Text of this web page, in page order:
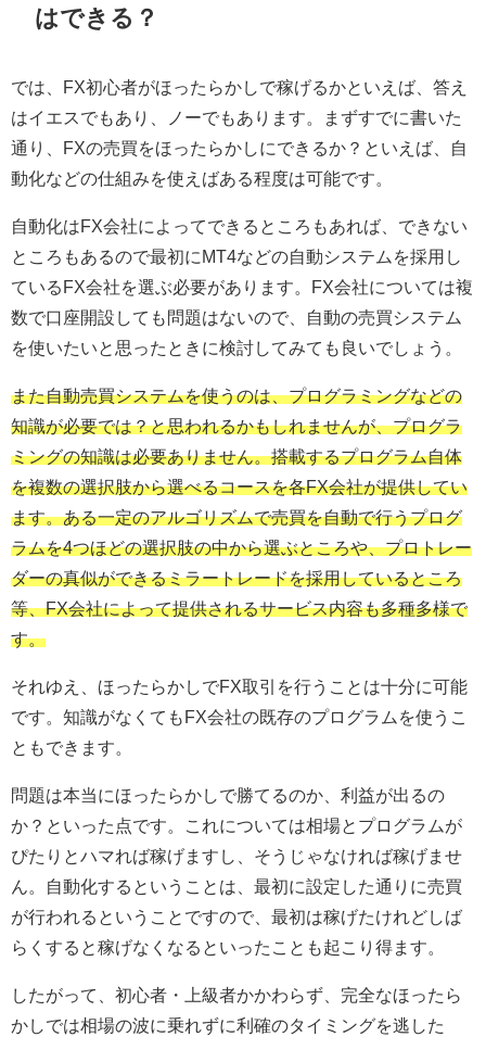
はできる？
では、FX初心者がほったらかしで稼げるかといえば、答え
はイエスでもあり、ノーでもあります。まずすでに書いた
通り、FXの売買をほったらかしにできるか？といえば、自
動化などの仕組みを使えばある程度は可能です。
自動化はFX会社によってできるところもあれば、できない
ところもあるので最初にMT4などの自動システムを採用し
ているFX会社を選ぶ必要があります。FX会社については複
数で口座開設しても問題はないので、自動の売買システム
を使いたいと思ったときに検討してみても良いでしょう。
また自動売買システムを使うのは、プログラミングなどの
知識が必要では？と思われるかもしれませんが、プログラ
ミングの知識は必要ありません。搭載するプログラム自体
を複数の選択肢から選べるコースを各FX会社が提供してい
ます。ある一定のアルゴリズムで売買を自動で行うプログ
ラムを4つほどの選択肢の中から選ぶところや、プロトレー
ダーの真似ができるミラートレードを採用しているところ
等、FX会社によって提供されるサービス内容も多種多様で
す。
それゆえ、ほったらかしでFX取引を行うことは十分に可能
です。知識がなくてもFX会社の既存のプログラムを使うこ
ともできます。
問題は本当にほったらかしで勝てるのか、利益が出るの
か？といった点です。これについては相場とプログラムが
ぴたりとハマれば稼げますし、そうじゃなければ稼げませ
ん。自動化するということは、最初に設定した通りに売買
が行われるということですので、最初は稼げたけれどしば
らくすると稼げなくなるといったことも起こり得ます。
したがって、初心者・上級者かかわらず、完全なほったら
かしでは相場の波に乗れずに利確のタイミングを逃した